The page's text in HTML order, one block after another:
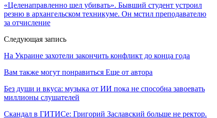
«Целенаправленно шел убивать». Бывший студент устроил
резню в архангельском техникуме. Он мстил преподавателю
за отчисление
Следующая запись
На Украине захотели закончить конфликт до конца года
Вам также могут понравиться Еще от автора
Без души и вкуса: музыка от ИИ пока не способна завоевать
миллионы слушателей
Скандал в ГИТИСе: Григорий Заславский больше не ректор.